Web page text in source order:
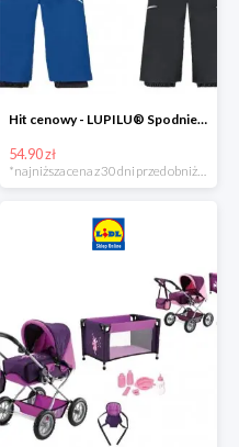
Hit cenowy - LUPILU® Spodnie narciarskie chłopięce
54.90 zł